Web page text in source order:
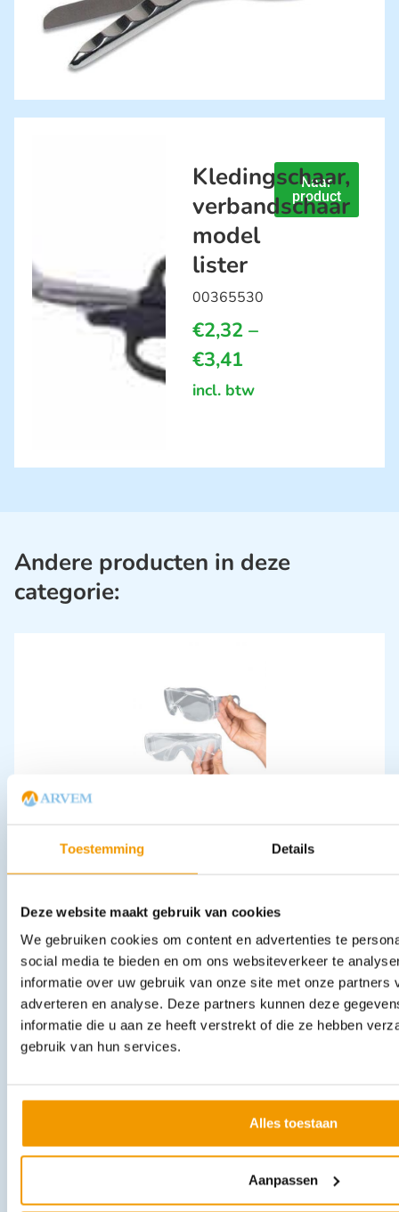
Toestemming Details
Deze website maakt gebruik van cookies
We gebruiken cookies om content en advertenties te
social media te bieden en om ons websiteverkeer te
informatie over uw gebruik van onze site met onze partners
adverteren en analyse. Deze partners kunnen deze
informatie die u aan ze heeft verstrekt of die ze hebben
gebruik van hun services.
Alles toestaan
Aanpassen
Naar
product
Kledingschaar,
verbandschaar
model
lister
00365530
€2,32 –
€3,41
incl. btw
Andere producten in deze
categorie:
€11,94 incl. btw